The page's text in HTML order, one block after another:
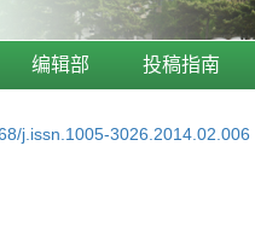
编辑部 投稿指南
j.issn.1005-3026.2014.02.006